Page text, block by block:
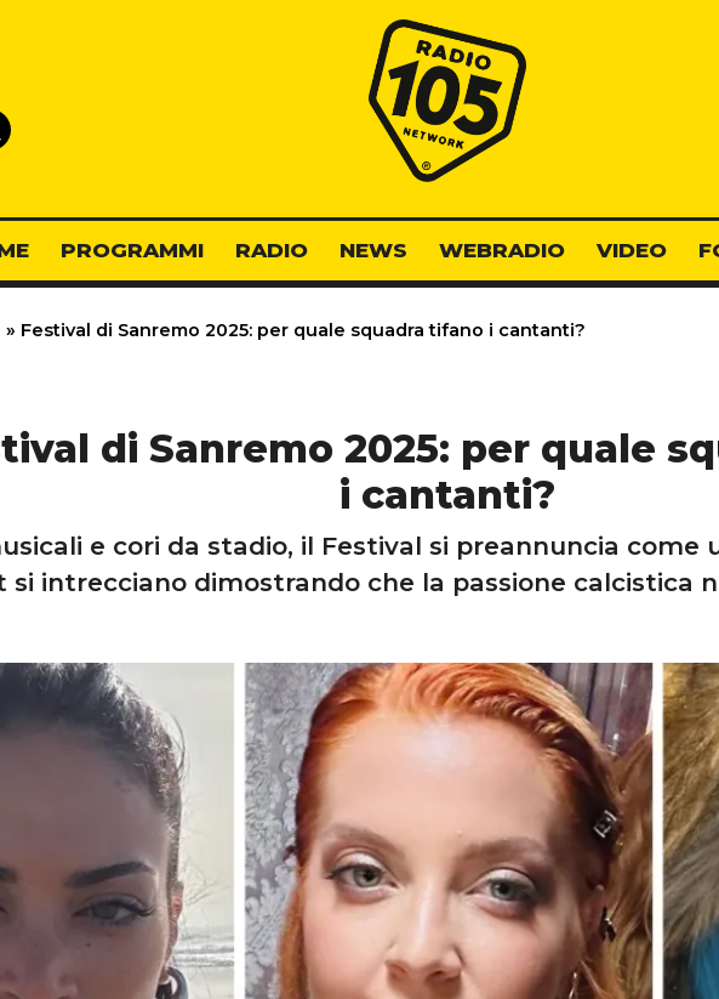
Radio 105
PROGRAMMI RADIO NEWS WEBRADIO VIDEO
» Festival di Sanremo 2025: per quale squadra tifano i cantanti?
di Sanremo 2025: per quale
i cantanti?
e cori da stadio, il Festival si preannuncia come
si intrecciano dimostrando che la passione calcistica